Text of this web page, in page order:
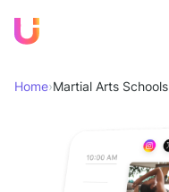
Home›Martial Arts Schools